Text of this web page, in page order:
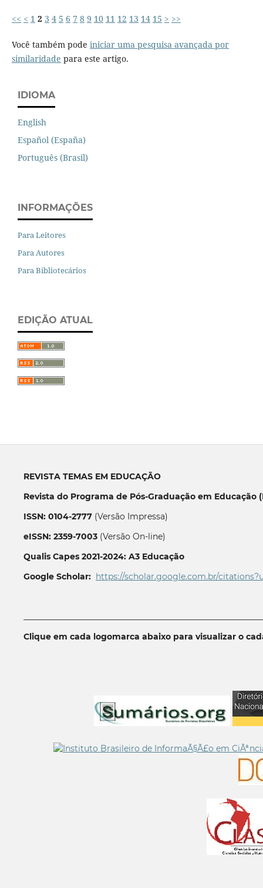
<< < 1 2 3 4 5 6 7 8 9 10 11 12 13 14 15 > >>
Você também pode iniciar uma pesquisa avançada por
similaridade para este artigo.
IDIOMA
English
Español (España)
Português (Brasil)
INFORMAÇÕES
Para Leitores
Para Autores
Para Bibliotecários
EDIÇÃO ATUAL
REVISTA TEMAS EM EDUCAÇÃO
Revista do Programa de Pós-Graduação em Educação
ISSN: 0104-2777(Versão Impressa)
eISSN: 2359-7003(Versão On-line)
Qualis Capes 2021-2024: A3 Educação
Google Scholar: https://scholar.google.com.br/
Clique em cada logomarca abaixo para visualizar o